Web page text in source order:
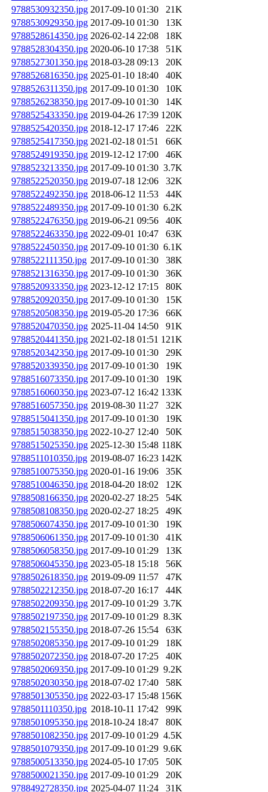
9788530932350.jpg 2017-09-10 01:30
21K
9788530929350.jpg 2017-09-10 01:30
13K
9788528614350.jpg 2026-02-14 22:08
18K
9788528304350.jpg 2020-06-10 17:38
51K
9788527301350.jpg 2018-03-28 09:13
20K
9788526816350.jpg 2025-01-10 18:40
40K
9788526311350.jpg 2017-09-10 01:30
10K
9788526238350.jpg 2017-09-10 01:30
14K
9788525433350.jpg 2019-04-26 17:39 120K
9788525420350.jpg 2018-12-17 17:46
22K
9788525417350.jpg 2021-02-18 01:51
66K
9788524919350.jpg 2019-12-12 17:00
46K
9788523213350.jpg 2017-09-10 01:30 3.7K
9788522520350.jpg 2019-07-18 12:06
32K
9788522492350.jpg 2018-06-12 11:53
44K
9788522489350.jpg 2017-09-10 01:30 6.2K
9788522476350.jpg 2019-06-21 09:56
40K
9788522463350.jpg 2022-09-01 10:47
63K
9788522450350.jpg 2017-09-10 01:30 6.1K
9788522111350.jpg 2017-09-10 01:30
38K
9788521316350.jpg 2017-09-10 01:30
36K
9788520933350.jpg 2023-12-12 17:15
80K
9788520920350.jpg 2017-09-10 01:30
15K
9788520508350.jpg 2019-05-20 17:36
66K
9788520470350.jpg 2025-11-04 14:50
91K
9788520441350.jpg 2021-02-18 01:51 121K
9788520342350.jpg 2017-09-10 01:30
29K
9788520339350.jpg 2017-09-10 01:30
19K
9788516073350.jpg 2017-09-10 01:30
19K
9788516060350.jpg 2023-07-12 16:42 133K
9788516057350.jpg 2019-08-30 11:27
32K
9788515041350.jpg 2017-09-10 01:30
19K
9788515038350.jpg 2022-10-27 12:40
50K
9788515025350.jpg 2025-12-30 15:48 118K
9788511010350.jpg 2019-08-07 16:23 142K
9788510075350.jpg 2020-01-16 19:06
35K
9788510046350.jpg 2018-04-20 18:02
12K
9788508166350.jpg 2020-02-27 18:25
54K
9788508108350.jpg 2020-02-27 18:25
49K
9788506074350.jpg 2017-09-10 01:30
19K
9788506061350.jpg 2017-09-10 01:30
41K
9788506058350.jpg 2017-09-10 01:29
13K
9788506045350.jpg 2023-05-18 15:18
56K
9788502618350.jpg 2019-09-09 11:57
47K
9788502212350.jpg 2018-07-20 16:17
44K
9788502209350.jpg 2017-09-10 01:29 3.7K
9788502197350.jpg 2017-09-10 01:29 8.3K
9788502155350.jpg 2018-07-26 15:54
63K
9788502085350.jpg 2017-09-10 01:29
18K
9788502072350.jpg 2018-07-20 17:25
40K
9788502069350.jpg 2017-09-10 01:29 9.2K
9788502030350.jpg 2018-07-02 17:40
58K
9788501305350.jpg 2022-03-17 15:48 156K
9788501110350.jpg 2018-10-11 17:42
99K
9788501095350.jpg 2018-10-24 18:47
80K
9788501082350.jpg 2017-09-10 01:29 4.5K
9788501079350.jpg 2017-09-10 01:29 9.6K
9788500513350.jpg 2024-05-10 17:05
50K
9788500021350.jpg 2017-09-10 01:29
20K
9788492728350.jpg 2025-04-07 11:24
31K